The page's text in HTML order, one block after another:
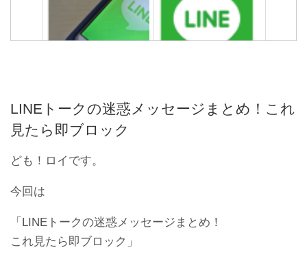
元する方法
手順を再確認
【容量を減らせ】LINEアッ
LINEトークの迷惑メッセージまとめ！これ
見たら即ブロック
ども！ロイです。
今回は
「LINEトークの迷惑メッセージまとめ！
これ見たら即ブロック」